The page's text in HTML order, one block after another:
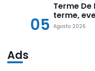
05
Terme
terme,
Agosto 2026
Ads